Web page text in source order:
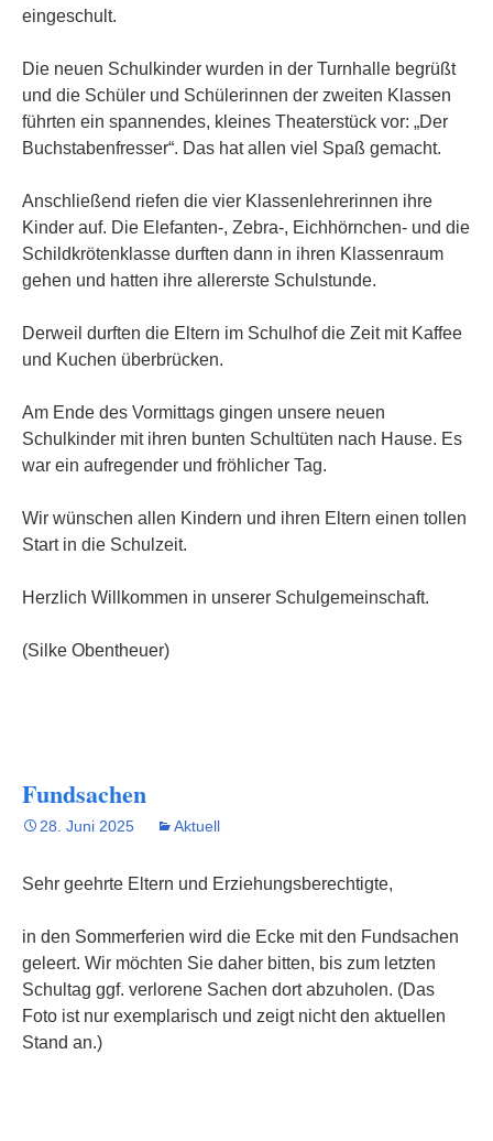
eingeschult.
Die neuen Schulkinder wurden in der Turnhalle begrüßt
und die Schüler und Schülerinnen der zweiten Klassen
führten ein spannendes, kleines Theaterstück vor: „Der
Buchstabenfresser“. Das hat allen viel Spaß gemacht.
Anschließend riefen die vier Klassenlehrerinnen ihre
Kinder auf. Die Elefanten-, Zebra-, Eichhörnchen- und die
Schildkrötenklasse durften dann in ihren Klassenraum
gehen und hatten ihre allererste Schulstunde.
Derweil durften die Eltern im Schulhof die Zeit mit Kaffee
und Kuchen überbrücken.
Am Ende des Vormittags gingen unsere neuen
Schulkinder mit ihren bunten Schultüten nach Hause. Es
war ein aufregender und fröhlicher Tag.
Wir wünschen allen Kindern und ihren Eltern einen tollen
Start in die Schulzeit.
Herzlich Willkommen in unserer Schulgemeinschaft.
(Silke Obentheuer)
Fundsachen
28. Juni 2025 Aktuell
Sehr geehrte Eltern und Erziehungsberechtigte,
in den Sommerferien wird die Ecke mit den Fundsachen
geleert. Wir möchten Sie daher bitten, bis zum letzten
Schultag ggf. verlorene Sachen dort abzuholen. (Das
Foto ist nur exemplarisch und zeigt nicht den aktuellen
Stand an.)